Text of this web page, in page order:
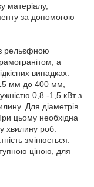
матеріалу,
за допомогою
рельєфною
а
випадках.
мм до 400 мм,
0,8 -1,5 кВт з
Для діаметрів
цьому необхідна
хвилину роб.
змінюється.
ціною, для